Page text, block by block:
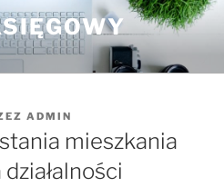
ADMIN
mieszkania